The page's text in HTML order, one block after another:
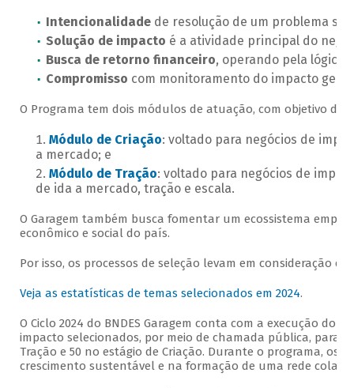
Intencionalidade de resolução de um problema
Solução de impacto é a atividade principal do
Busca de retorno financeiro, operando pela lógica
Compromisso com monitoramento do impacto
O Programa tem dois módulos de atuação, com objetivo
Módulo de Criação: voltado para negócios de
a mercado; e
Módulo de Tração: voltado para negócios de
de ida a mercado, tração e escala.
O Garagem também busca fomentar um ecossistema
econômico e social do país.
Por isso, os processos de seleção levam em consideração
Veja as estatísticas de temas selecionados em 2024.
O Ciclo 2024 do BNDES Garagem conta com a execução do
impacto selecionados, por meio de chamada pública, para
Tração e 50 no estágio de Criação. Durante o programa,
crescimento sustentável e na formação de uma rede